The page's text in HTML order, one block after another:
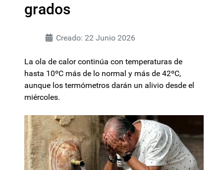
grados
Creado: 22 Junio 2026
La ola de calor continúa con temperaturas de
hasta 10ºC más de lo normal y más de 42ºC,
aunque los termómetros darán un alivio desde el
miércoles.